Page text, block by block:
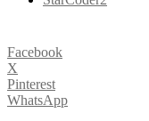
Facebook
X
Pinterest
WhatsApp